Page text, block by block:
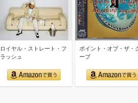
ロイヤル・ストレート・フ
ラッシュ
ポイント・オブ・ザ・
ーブ